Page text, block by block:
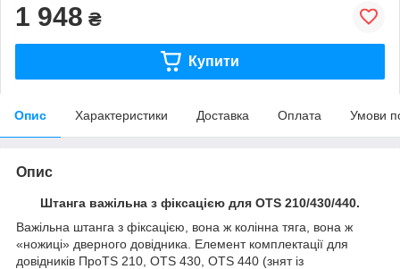
1 948 ₴
Купити
Опис Характеристики Доставка Оплата Умови
Опис
Штанга важільна з фіксацією для ОTS 210/430/440.
Важільна штанга з фіксацією, вона ж колінна тяга, вона ж
«ножиці» дверного довідника. Елемент комплектації для
довідників ПроTS 210, ОTS 430, ОTS 440 (знят із